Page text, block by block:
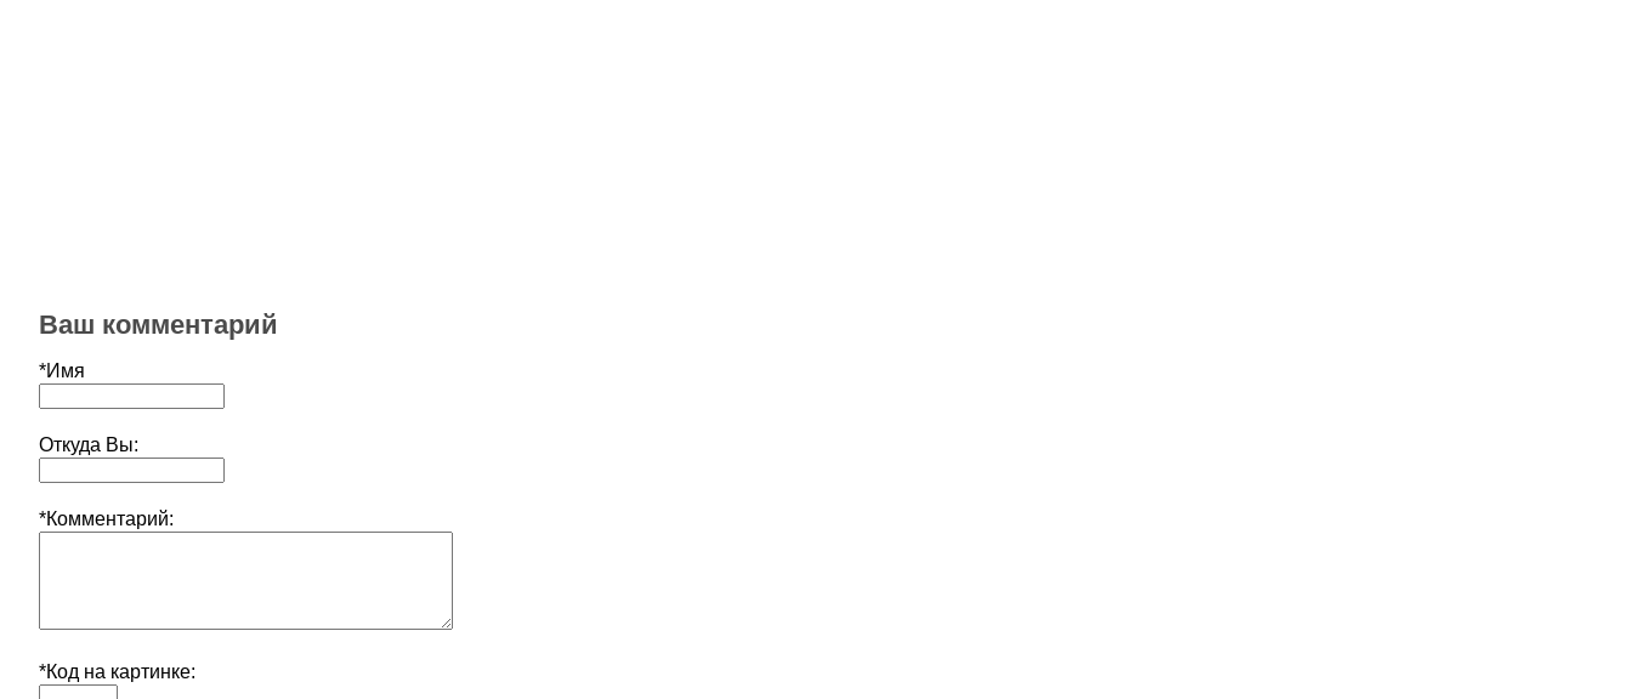
Ваш комментарий
*Имя
Откуда Вы:
*Комментарий:
*Код на картинке: